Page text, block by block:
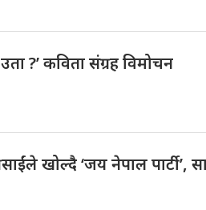
?’ कविता संग्रह विमोचन
खोल्दै ‘जय नेपाल पार्टी’,